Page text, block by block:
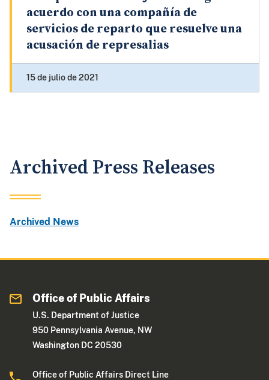
acuerdo con una compañía de
servicios de reparto que resuelve una
acusación de represalias
15 de julio de 2021
Archived Press Releases
Archived News
Office of Public Affairs
U.S. Department of Justice
950 Pennsylvania Avenue, NW
Washington DC 20530
Office of Public Affairs Direct Line